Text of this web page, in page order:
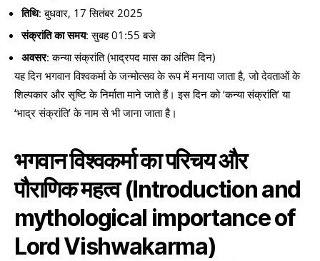
तिथि: बुधवार, 17 सितंबर 2025
संक्रांति का समय: सुबह 01:55 बजे
अवसर: कन्या संक्रांति (भाद्रपद मास का अंतिम दिन)
यह दिन भगवान विश्वकर्मा के जन्मोत्सव के रूप में मनाया जाता है, जो देवताओं के
शिल्पकार और सृष्टि के निर्माता माने जाते हैं। इस दिन को ‘कन्या संक्रांति’ या
‘भाद्र संक्रांति’ के नाम से भी जाना जाता है।
भगवान विश्वकर्मा का परिचय और
पौराणिक महत्व(Introduction and
mythological importance of
Lord Vishwakarma)